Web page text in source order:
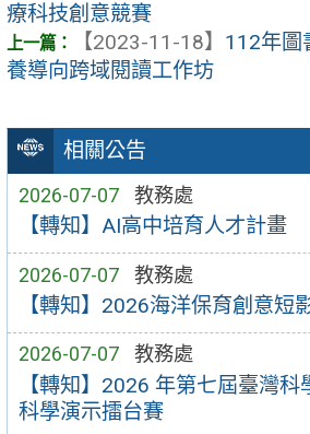
相關公告
2026-07-07 教務處
【轉知】AI高中培育人才計畫
2026-07-07 教務處
【轉知】2026海洋保育創意短
2026-07-07 教務處
【轉知】2026 年第七屆臺灣
科學演示擂台賽
療科技創意競賽
【2023-11-18】 112年圖
養導向跨域閱讀工作坊